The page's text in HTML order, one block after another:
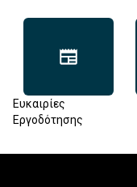
Ευκαιρίες
Εργοδότησης